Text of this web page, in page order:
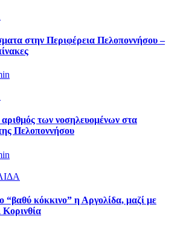
στην Περιφέρεια Πελοποννήσου –
των νοσηλευομένων στα
Πελοποννήσου
“βαθύ κόκκινο” η Αργολίδα, μαζί με